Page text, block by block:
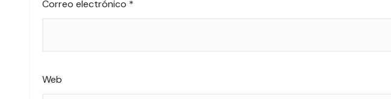
Correo electrónico *
Web